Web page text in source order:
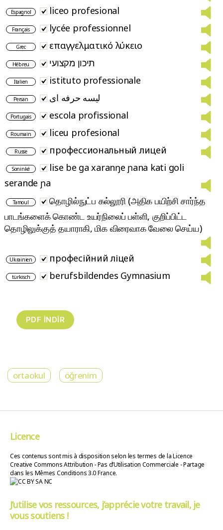
Espagnol liceo profesional
Français lycée professionnel
Grec επαγγελματικό λύκειο
Hébreu תיכון מקצועי
Italien istituto professionale
Persan لیسه حرفه ای
Portugais escola profissional
Roumain liceu profesional
Russe профессиональный лицей
Soninké
lise be ga xaranŋe ɲana kati goli
serande ɲa
Tamoul
தொழில்நுட்ப கல்லூரி (அதிக பயிற்சி சார்ந்த
பாடங்களைக் கொண்ட உயர்நிலைப் பள்ளி, குறிப்பிட்ட
தொழிலுக்குத் தயாராகி, மிக விரைவாக வேலை செய்ய)
Ukrainien професійний ліцей
türkisch berufsbildendes Gymnasium
ortaokul öğrenim
Licence
Ces contenus sont mis à disposition selon les termes de la Licence
Creative Commons Attribution - Pas d’Utilisation Commerciale - Partage
dans les Mêmes Conditions 3.0 France.
J’utilise vos ressources, j’apprécie votre travail, je
vous soutiens !